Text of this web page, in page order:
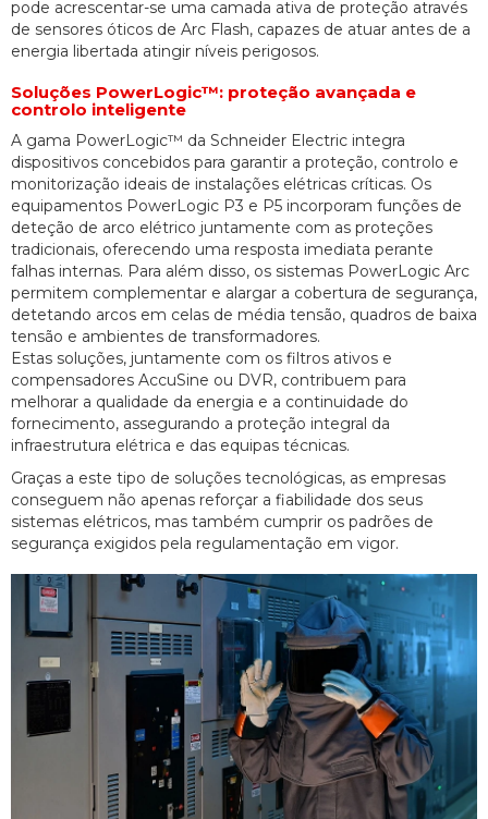
pode acrescentar-se uma camada ativa de proteção através
de sensores óticos de Arc Flash, capazes de atuar antes de a
energia libertada atingir níveis perigosos.
Soluções PowerLogic™: proteção avançada e
controlo inteligente
A gama PowerLogic™ da Schneider Electric integra
dispositivos concebidos para garantir a proteção, controlo e
monitorização ideais de instalações elétricas críticas. Os
equipamentos PowerLogic P3 e P5 incorporam funções de
deteção de arco elétrico juntamente com as proteções
tradicionais, oferecendo uma resposta imediata perante
falhas internas. Para além disso, os sistemas PowerLogic Arc
permitem complementar e alargar a cobertura de segurança,
detetando arcos em celas de média tensão, quadros de baixa
tensão e ambientes de transformadores.
Estas soluções, juntamente com os filtros ativos e
compensadores AccuSine ou DVR, contribuem para
melhorar a qualidade da energia e a continuidade do
fornecimento, assegurando a proteção integral da
infraestrutura elétrica e das equipas técnicas.
Graças a este tipo de soluções tecnológicas, as empresas
conseguem não apenas reforçar a fiabilidade dos seus
sistemas elétricos, mas também cumprir os padrões de
segurança exigidos pela regulamentação em vigor.